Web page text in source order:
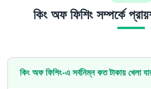
কিং অফ ফিশিং সম্পর্কে
কিং অফ ফিশিং-এ সর্বনিম্ন কত টাকায় খেলা